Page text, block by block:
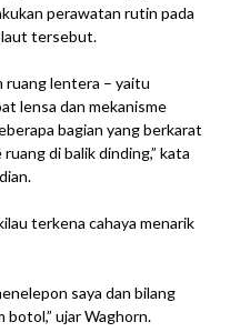
perawatan rutin pada
tersebut.
ruang lentera – yaitu
lensa dan mekanisme
bagian yang berkarat
di balik dinding,” kata
terkena cahaya menarik
saya dan bilang
botol,” ujar Waghorn.